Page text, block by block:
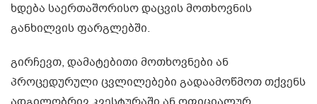
ხდება საერთაშორისო დაცვის მოთხოვნის
განხილვის ფარგლებში.
გირჩევთ, დამატებითი მოთხოვნები ან
პროცედურული ცვლილებები გადაამოწმოთ თქვენს